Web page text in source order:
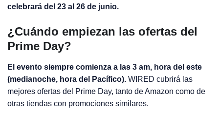
celebrará del 23 al 26 de junio.
¿Cuándo empiezan las ofertas del
Prime Day?
El evento siempre comienza a las 3 am, hora del este
(medianoche, hora del Pacífico). WIRED cubrirá las
mejores ofertas del Prime Day, tanto de Amazon como de
otras tiendas con promociones similares.